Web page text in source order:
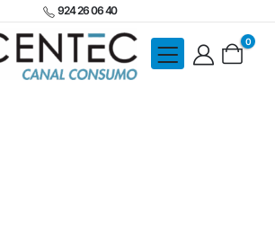
924 26 06 40
0